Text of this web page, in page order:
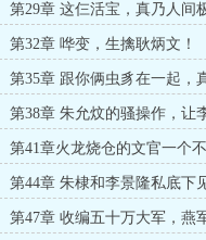
第29章 这仨活宝，真乃人间
第32章 哗变，生擒耿炳文！
第35章 跟你俩虫豸在一起，
第38章 朱允炆的骚操作，让
第41章火龙烧仓的文官一个
全家死绝！
第44章 朱棣和李景隆私底下
第47章 收编五十万大军，燕